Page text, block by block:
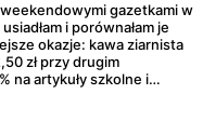
gazetkami w
i porównałam je
okazje: kawa ziarnista
zł przy drugim
na artykuły szkolne i